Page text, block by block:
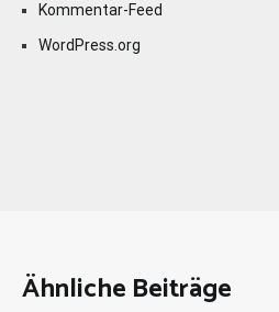
Kommentar-Feed
WordPress.org
Ähnliche Beiträge